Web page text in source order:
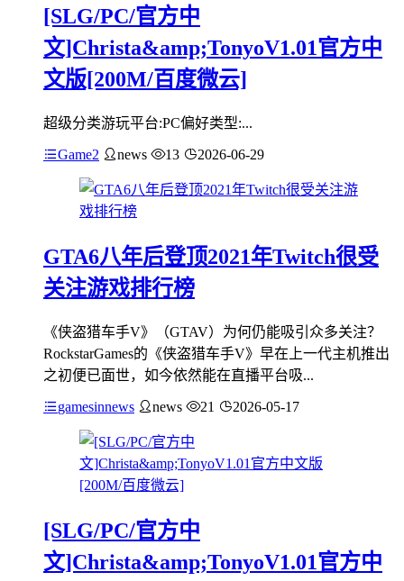
[SLG/PC/官方中
文]Christa&amp;TonyoV1.01官方中
文版[200M/百度微云]
超级分类游玩平台:PC偏好类型:...
Game2 news 13 2026-06-29
GTA6八年后登顶2021年Twitch很受
关注游戏排行榜
《侠盗猎车手V》（GTAV）为何仍能吸引众多关注？
RockstarGames的《侠盗猎车手V》早在上一代主机推出
之初便已面世，如今依然能在直播平台吸...
gamesinnews news 21 2026-05-17
[SLG/PC/官方中
文]Christa&amp;TonyoV1.01官方中